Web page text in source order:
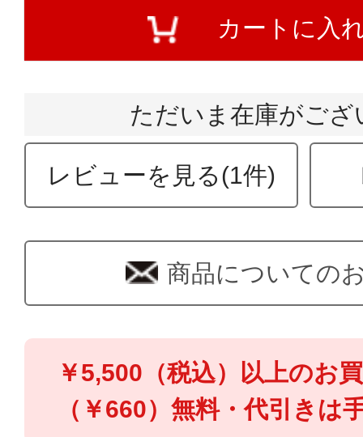
カートに入
ただいま在庫がござ
レビューを見る(1件)
商品についての
￥5,500（税込）以上のお
（￥660）無料・代引きは